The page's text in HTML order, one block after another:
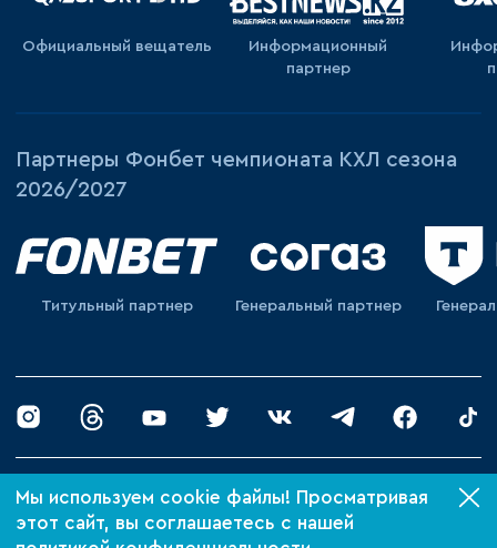
Мы используем cookie файлы! Просматривая
этот сайт, вы соглашаетесь с нашей
Официальный вещатель
Информационный
партнер
Партнеры Фонбет чемпионата КХЛ сезона
2026/2027
Титульный партнер Генеральный партнер
© 2026 «ХК Барыс»
Политика конфиденциальности